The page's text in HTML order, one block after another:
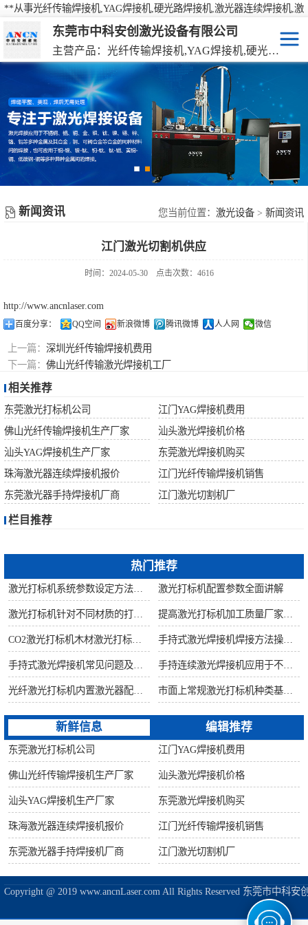
**从事光纤传输焊接机,YAG焊接机,硬光路焊接机,激光器连续焊接机,激
光焊接机,激光打标机,激光切割机等产品的研发、生产、销售
东莞市中科安创激光设备有限公司
主营产品：光纤传输焊接机,YAG焊接机,硬光路焊接机,激光器连续焊接机
新闻资讯 您当前位置： 激光设备 > 新闻资讯
江门激光切割机供应
时间：2024-05-30 点击次数：4616
http://www.ancnlaser.com
百度分享： QQ空间 新浪微博 腾讯微博 人人网 微信
上一篇： 深圳光纤传输焊接机费用
下一篇： 佛山光纤传输激光焊接机工厂
相关推荐
东莞激光打标机公司
江门YAG焊接机费用
佛山光纤传输焊接机生产厂家
汕头激光焊接机价格
汕头YAG焊接机生产厂家
东莞激光焊接机购买
珠海激光器连续焊接机报价
江门光纤传输焊接机销售
东莞激光器手持焊接机厂商
江门激光切割机厂
栏目推荐
热门推荐
激光打标机配置参数全面讲解
新鲜信息 编辑推荐
东莞激光打标机公司 江门YAG焊接机费用
佛山光纤传输焊接机生产厂家 汕头激光焊接机价格
汕头YAG焊接机生产厂家 东莞激光焊接机购买
珠海激光器连续焊接机报价 江门光纤传输焊接机销售
东莞激光器手持焊接机厂商 江门激光切割机厂
Copyright @ 2019 www.ancnLaser.com All Rights Reserved 东莞市中科
激光焊接机
激光打标机
激光切割机
YAG硬光路激光焊接机
光纤传输激光焊接机
光纤激光器连续焊接机
机械手激光焊接机
手持激光焊接机